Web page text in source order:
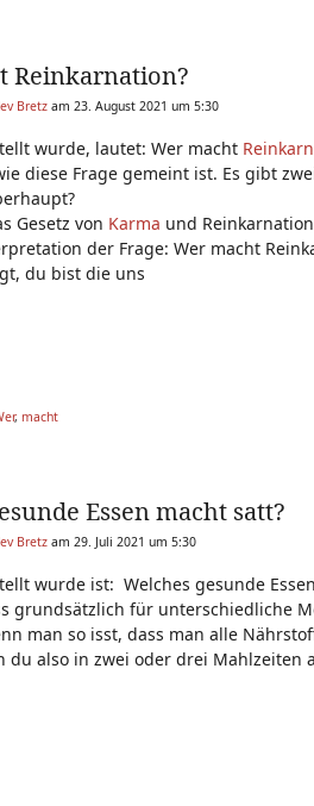
Reinkarnation?
Bretz am 23. August 2021 um 5:30
wurde, lautet: Wer macht
diese Frage gemeint ist. Es gibt
Gesetz von Karma und
der Frage: Wer macht
du bist die uns
, macht
Essen macht satt?
Bretz am 29. Juli 2021 um 5:30
wurde ist: Welches gesunde
grundsätzlich für unterschiedliche
man so isst, dass man alle
du also in zwei oder drei